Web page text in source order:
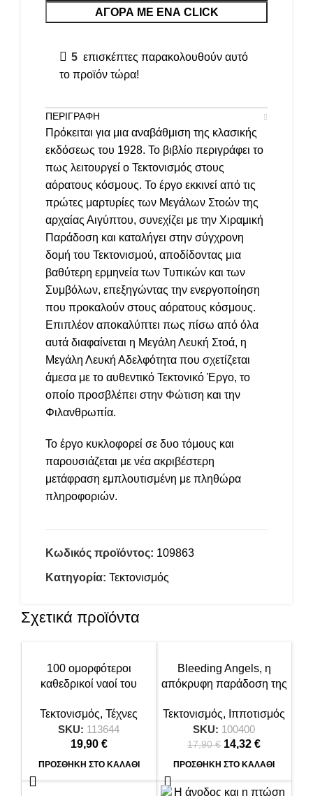
ΑΓΟΡΑ ΜΕ ΕΝΑ CLICK
5 επισκέπτες παρακολουθούν αυτό
το προϊόν τώρα!
ΠΕΡΙΓΡΑΦΉ
Πρόκειται για μια αναβάθμιση της κλασικής
εκδόσεως του 1928. Το βιβλίο περιγράφει το
πως λειτουργεί ο Τεκτονισμός στους
αόρατους κόσμους. Το έργο εκκινεί από τις
πρώτες μαρτυρίες των Μεγάλων Στοών της
αρχαίας Αιγύπτου, συνεχίζει με την Χιραμική
Παράδοση και καταλήγει στην σύγχρονη
δομή του Τεκτονισμού, αποδίδοντας μια
βαθύτερη ερμηνεία των Τυπικών και των
Συμβόλων, επεξηγώντας την ενεργοποίηση
που προκαλούν στους αόρατους κόσμους.
Επιπλέον αποκαλύπτει πως πίσω από όλα
αυτά διαφαίνεται η Μεγάλη Λευκή Στοά, η
Μεγάλη Λευκή Αδελφότητα που σχετίζεται
άμεσα με το αυθεντικό Τεκτονικό Έργο, το
οποίο προσβλέπει στην Φώτιση και την
Φιλανθρωπία.
Το έργο κυκλοφορεί σε δυο τόμους και
παρουσιάζεται με νέα ακριβέστερη
μετάφραση εμπλουτισμένη με πληθώρα
πληροφοριών.
Κωδικός προϊόντος: 109863
Κατηγορία: Τεκτονισμός
Σχετικά προϊόντα
100 ομορφότεροι
καθεδρικοί ναοί του
Τεκτονισμός,Τέχνες
SKU: 113644
19,90 €
ΠΡΟΣΘΉΚΗ ΣΤΟ ΚΑΛΆΘΙ
-20%Bleeding Angels, η
απόκρυφη παράδοση της
Τεκτονισμός, Ιπποτισμός
SKU: 100400
17,90€ Original price
was: 17,90 €.
14,32€
τρέχουσα
είναι:
ΠΡΟΣΘΉΚΗ ΣΤΟ ΚΑΛΆΘΙ